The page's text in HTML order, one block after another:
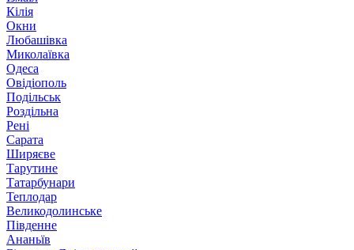
Кілія
Окни
Любашівка
Миколаївка
Одеса
Овідіополь
Подільськ
Роздільна
Рені
Сарата
Ширяєве
Тарутине
Татарбунари
Теплодар
Великодолинське
Південне
Ананьїв